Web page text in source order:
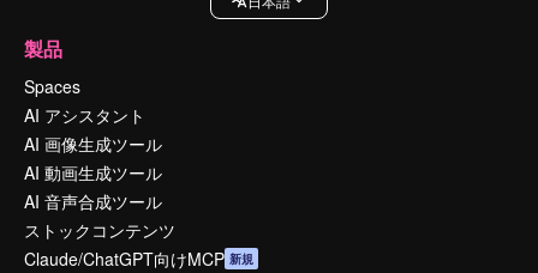
製品
Spaces
AI アシスタント
AI 画像生成ツール
AI 動画生成ツール
AI 音声合成ツール
ストックコンテンツ
Claude/ChatGPT向けMCP 新規